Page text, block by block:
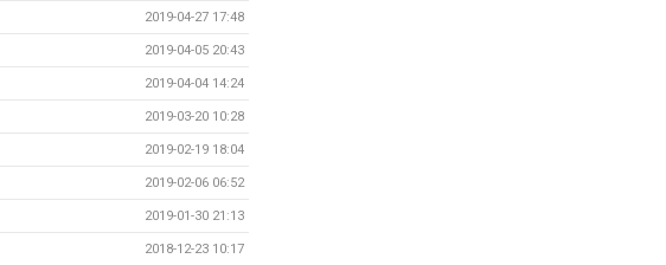
2019-04-27 17:48
2019-04-05 20:43
2019-04-04 14:24
2019-03-20 10:28
2019-02-19 18:04
2019-02-06 06:52
2019-01-30 21:13
2018-12-23 10:17